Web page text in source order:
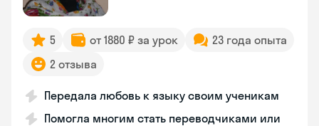
5 от 1880 ₽ за урок
23 года опыта
2 отзыва
Передала любовь к языку своим ученикам
Помогла многим стать переводчиками или